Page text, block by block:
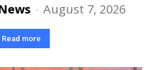
- August 7, 2026
Read more